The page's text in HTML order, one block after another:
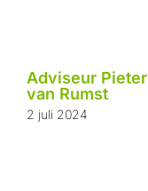
Adviseur Pieter
van Rumst
2 juli 2024